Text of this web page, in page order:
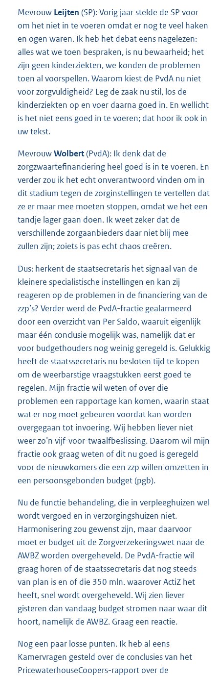
Mevrouw Leijten (SP): Vorig jaar stelde de SP voor
om het niet in te voeren omdat er nog te veel haken
en ogen waren. Ik heb het debat eens nagelezen:
alles wat we toen bespraken, is nu bewaarheid; het
zijn geen kinderziekten, we konden de problemen
toen al voorspellen. Waarom kiest de PvdA nu niet
voor zorgvuldigheid? Leg de zaak nu stil, los de
kinderziekten op en voer daarna goed in. En wellicht
is het niet eens goed in te voeren; dat hoor ik ook in
uw tekst.
MevrouwWolbert(PvdA): Ik denk dat de
zorgzwaartefinanciering heel goed is in te voeren. En
verder zou ik het echt onverantwoord vinden om in
dit stadium tegen de zorginstellingen te vertellen dat
ze er maar mee moeten stoppen, omdat we het een
tandje lager gaan doen. Ik weet zeker dat de
verschillende zorgaanbieders daar niet blij mee
zullen zijn; zoiets is pas echt chaos creëren.
Dus: herkent de staatsecretaris het signaal van de
kleinere specialistische instellingen en kan zij
reageren op de problemen in de financiering van de
zzp’s? Verder werd de PvdA-fractie gealarmeerd
door een overzicht van Per Saldo, waaruit eigenlijk
maar één conclusie mogelijk was, namelijk dat er
voor budgethouders nog weinig geregeld is. Gelukkig
heeft de staatssecretaris nu besloten tijd te kopen
om de weerbarstige vraagstukken eerst goed te
regelen. Mijn fractie wil weten of over die
problemen een rapportage kan komen, waarin staat
wat er nog moet gebeuren voordat kan worden
overgegaan tot invoering. Wij hebben liever niet
weer zo’n vijf-voor-twaalfbeslissing. Daarom wil mijn
fractie ook graag weten of dit nu goed is geregeld
voor de nieuwkomers die een zzp willen omzetten in
een persoonsgebonden budget (pgb).
Nu de functie behandeling, die in verpleeghuizen wel
wordt vergoed en in verzorgingshuizen niet.
Harmonisering zou gewenst zijn, maar daarvoor
moet er budget uit de Zorgverzekeringswet naar de
AWBZ worden overgeheveld. De PvdA-fractie wil
graag horen of de staatssecretaris dat nog steeds
van plan is en of die 350 mln. waarover ActiZ het
heeft, snel wordt overgeheveld. Wij zien liever
gisteren dan vandaag budget stromen naar waar dit
hoort, namelijk de AWBZ. Graag een reactie.
Nog een paar losse punten. Ik heb al eens
Kamervragen gesteld over de conclusies van het
PricewaterhouseCoopers-rapport over de